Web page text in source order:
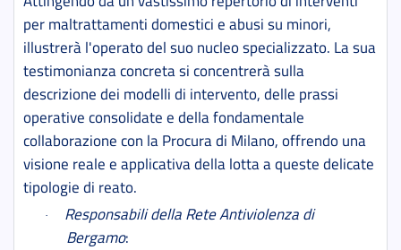
per maltrattamenti domestici e abusi su minori,
illustrerà l'operato del suo nucleo specializzato. La sua
testimonianza concreta si concentrerà sulla
descrizione dei modelli di intervento, delle prassi
operative consolidate e della fondamentale
collaborazione con la Procura di Milano, offrendo una
visione reale e applicativa della lotta a queste delicate
tipologie di reato.
·
Responsabili della Rete Antiviolenza di
Bergamo: